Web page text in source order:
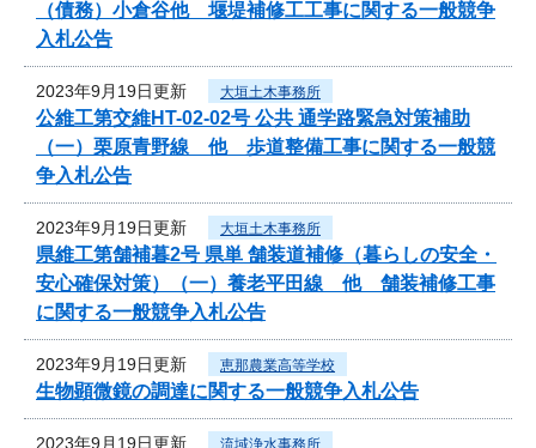
（債務）小倉谷他 堰堤補修工工事に関する一般競争
入札公告
2023年9月19日更新 大垣土木事務所
公維工第交維HT-02-02号 公共 通学路緊急対策補助
（一）栗原青野線 他 歩道整備工事に関する一般競
争入札公告
2023年9月19日更新 大垣土木事務所
県維工第舗補暮2号 県単 舗装道補修（暮らしの安全・
安心確保対策）（一）養老平田線 他 舗装補修工事
に関する一般競争入札公告
2023年9月19日更新 恵那農業高等学校
生物顕微鏡の調達に関する一般競争入札公告
2023年9月19日更新 流域浄水事務所